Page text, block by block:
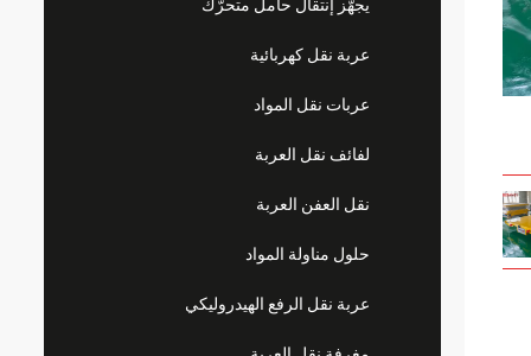
يجهّز إنتقال حامل متحرّك
عربة نقل كهربائية
عربات نقل المواد
لفائف نقل العربة
نقل العفن العربة
حلول مناولة المواد
عربة نقل الرفع الهيدروليكي